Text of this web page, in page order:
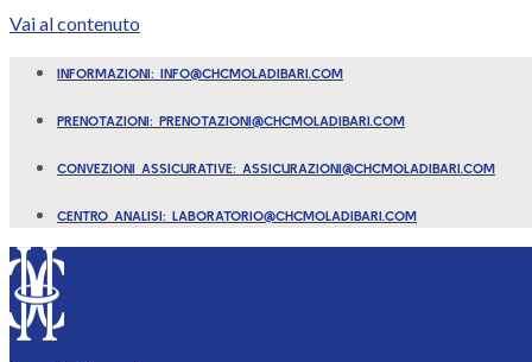
Vai al contenuto
INFORMAZIONI: INFO@CHCMOLADIBARI.COM
PRENOTAZIONI: PRENOTAZIONI@CHCMOLADIBARI.COM
CONVEZIONI ASSICURATIVE: ASSICURAZIONI@CHCMOLADIBARI.COM
CENTRO ANALISI: LABORATORIO@CHCMOLADIBARI.COM